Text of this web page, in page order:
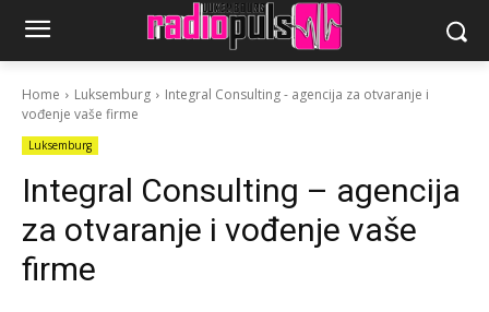
Home Luksemburg
Integral Consulting - agencija za otvaranje i
vođenje vaše firme
Luksemburg
Integral Consulting – agencija
za otvaranje i vođenje vaše
firme